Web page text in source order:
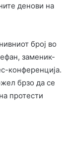
денови на
број во
заменик-
конференција.
брзо да се
протести